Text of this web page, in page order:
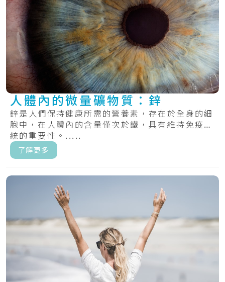
人體內的微量礦物質：鋅
鋅是人們保持健康所需的營養素，存在於全身的細
胞中，在人體內的含量僅次於鐵，具有維持免疫系
統的重要性。.....
了解更多